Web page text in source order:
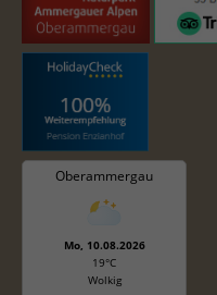
Oberammergau
Mo, 10.08.2026
19°C
Wolkig